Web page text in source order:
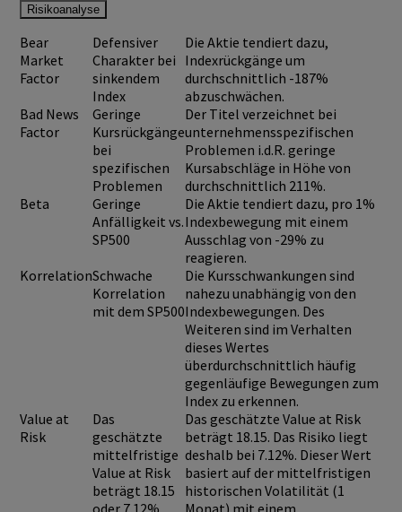
Risikoanalyse
Bear
Market
Factor
Defensiver
Charakter bei
sinkendem
Index
Die Aktie tendiert dazu,
Indexrückgänge um
durchschnittlich -187%
abzuschwächen.
Bad News
Factor
Geringe
Kursrückgänge
bei
spezifischen
Problemen
Der Titel verzeichnet bei
unternehmensspezifischen
Problemen i.d.R. geringe
Kursabschläge in Höhe von
durchschnittlich 211%.
Beta
Geringe
Anfälligkeit vs.
SP500
Die Aktie tendiert dazu, pro 1%
Indexbewegung mit einem
Ausschlag von -29% zu
reagieren.
KorrelationSchwache
Korrelation
mit dem SP500
Die Kursschwankungen sind
nahezu unabhängig von den
Indexbewegungen. Des
Weiteren sind im Verhalten
dieses Wertes
überdurchschnittlich häufig
gegenläufige Bewegungen zum
Index zu erkennen.
Value at
Risk
Das
geschätzte
mittelfristige
Value at Risk
beträgt 18.15
oder 7.12%
Das geschätzte Value at Risk
beträgt 18.15. Das Risiko liegt
deshalb bei 7.12%. Dieser Wert
basiert auf der mittelfristigen
historischen Volatilität (1
Monat) mit einem